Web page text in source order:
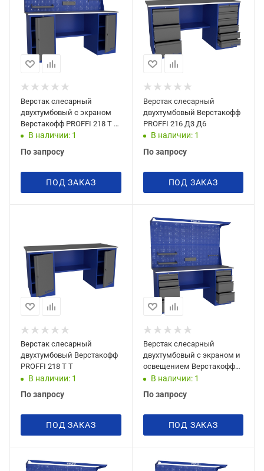
Верстак слесарный
двухтумбовый с экраном
Верстакофф PROFFI 218 T T
Э В наличии: 1
По запросу
ПОД ЗАКАЗ
Верстак слесарный
двухтумбовый Верстакофф
PROFFI 216 Д3 Д6
В наличии: 1
По запросу
ПОД ЗАКАЗ
Верстак слесарный
двухтумбовый Верстакофф
PROFFI 218 T T
В наличии: 1
По запросу
ПОД ЗАКАЗ
Верстак слесарный
двухтумбовый с экраном и
освещением Верстакофф
PROFFI 218 Д4 Д4 Э2
В наличии: 1
По запросу
ПОД ЗАКАЗ